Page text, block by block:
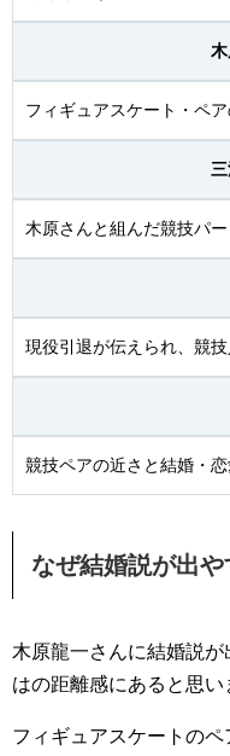
フィギュアスケート・ペア
木原さんと組んだ競技パー
現役引退が伝えられ、競
競技ペアの近さと結婚・
なぜ結婚説が出
木原龍一さんに結婚説
はの距離感にあると思い
フィギュアスケートの